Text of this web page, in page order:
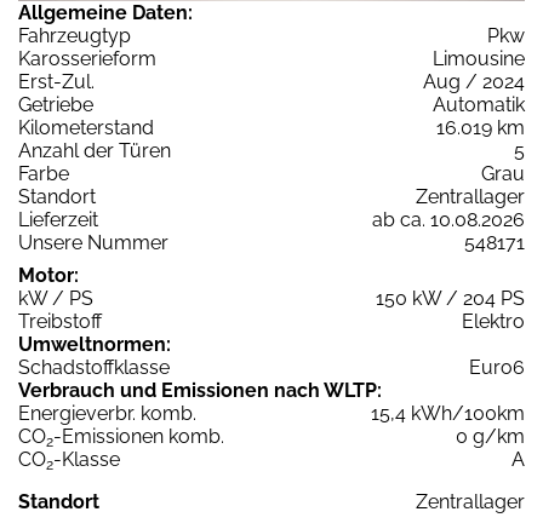
Allgemeine Daten:
Fahrzeugtyp
Pkw
Karosserieform
Limousine
Erst-Zul.
Aug / 2024
Getriebe
Automatik
Kilometerstand
16.019 km
Anzahl der Türen
5
Farbe
Grau
Standort
Zentrallager
Lieferzeit
ab ca. 10.08.2026
Unsere Nummer
548171
Motor:
kW / PS
150 kW / 204 PS
Treibstoff
Elektro
Umweltnormen:
Schadstoffklasse
Euro6
Verbrauch und Emissionen nach WLTP:
Energieverbr. komb.
15,4 kWh/100km
CO2-Emissionen komb.
0 g/km
CO2-Klasse
A
Standort
Zentrallager